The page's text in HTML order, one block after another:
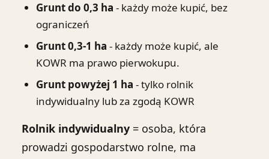
Grunt do 0,3 ha - każdy może kupić, bez
ograniczeń
Grunt 0,3-1 ha - każdy może kupić, ale
KOWR ma prawo pierwokupu.
Grunt powyżej 1 ha - tylko rolnik
indywidualny lub za zgodą KOWR
Rolnik indywidualny = osoba, która
prowadzi gospodarstwo rolne, ma